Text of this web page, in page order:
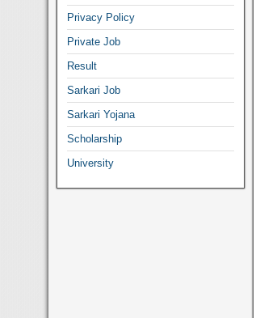
Privacy Policy
Private Job
Result
Sarkari Job
Sarkari Yojana
Scholarship
University